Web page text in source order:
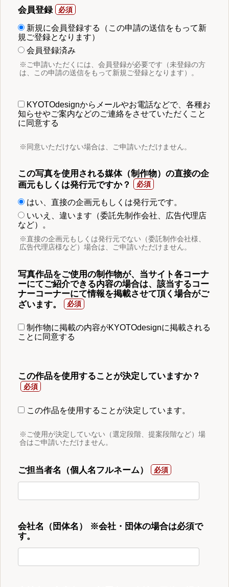
会員登録
新規に会員登録する（この申請の送信をもって新
規ご登録となります）
会員登録済み
※ご申請いただくには、会員登録が必要です（未登録の方
は、この申請の送信をもって新規ご登録となります）。
KYOTOdesignからメールやお電話などで、各種お
知らせやご案内などのご連絡をさせていただくこと
に同意する
※同意いただけない場合は、ご申請いただけません。
この写真を使用される媒体（制作物）の直接の企
画元もしくは発行元ですか？
はい、直接の企画元もしくは発行元です。
いいえ、違います（委託先制作会社、広告代理店
など）。
※直接の企画元もしくは発行元でない（委託制作会社様、
広告代理店様など）場合は、ご申請いただけません。
写真作品をご使用の制作物が、当サイト各コーナ
ーにてご紹介できる内容の場合は、該当するコー
ナーコーナーにて情報を掲載させて頂く場合がご
ざいます。
制作物に掲載の内容がKYOTOdesignに掲載される
ことに同意する
この作品を使用することが決定していますか？
この作品を使用することが決定しています。
※ご使用が決定していない（選定段階、提案段階など）場
合はご申請いただけません。
ご担当者名（個人名フルネーム）
会社名（団体名） ※会社・団体の場合は必須で
す。